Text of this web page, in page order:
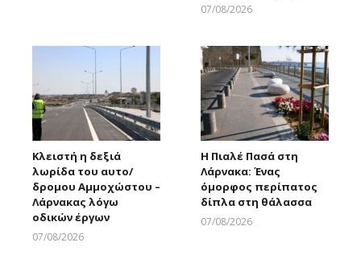
07/08/2026
Κλειστή η δεξιά
λωρίδα του αυτο/
δρομου Αμμοχώστου –
Λάρνακας λόγω
οδικών έργων
07/08/2026
Η Πιαλέ Πασά στη
Λάρνακα: Ένας
όμορφος περίπατος
δίπλα στη θάλασσα
07/08/2026